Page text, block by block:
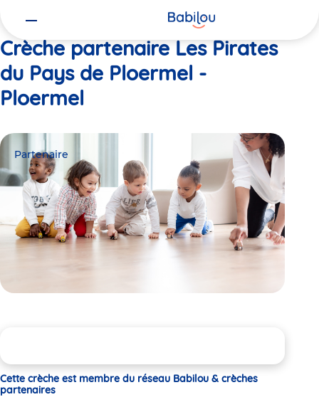
Crèche partenaire Les Pirates
du Pays de Ploermel -
Ploermel
Partenaire
Cette crèche est membre du réseau Babilou & crèches
partenaires